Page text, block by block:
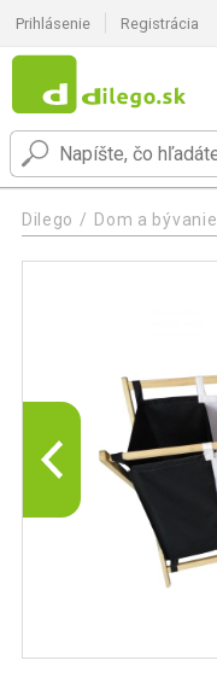
Prihlásenie Registrácia
Dilego Dom a bývanie